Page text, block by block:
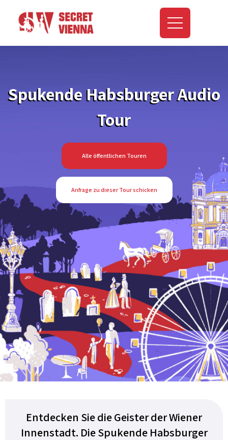
Spukende Habsburger Audio
Tour
Alle öffentlichen Touren
Anfrage zu dieser Tour schicken
Entdecken Sie die Geister der Wiener
Innenstadt. Die Spukende Habsburger